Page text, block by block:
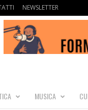
NEWSLETTER
MUSICA